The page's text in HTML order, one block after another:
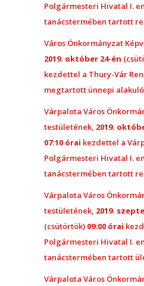
Polgármesteri Hivatal I.
tanácstermében tartott
Város Önkormányzat
2019. október 24-én
kezdettel a Thury-Vár
megtartott ünnepi
Várpalota Város
testületének, 2019.
07:10 órai kezdettel a
Polgármesteri Hivatal I.
tanácstermében tartott
Várpalota Város
testületének, 2019.
(csütörtök) 09:00 órai
Polgármesteri Hivatal I.
tanácstermében tartott
Várpalota Város